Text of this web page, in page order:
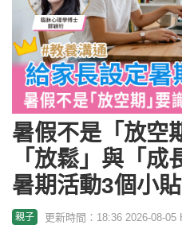
暑假不是「放空
「放鬆」與「
暑期活動3個小
親子 更新時間：18:36 2026-08-05